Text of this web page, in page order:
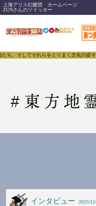
上海アリス幻樂団 ホームページ
ZUNさんのツイッター
してそれらをとりまく文化の姿
# 東方地霊殿
インタビュー 2023/